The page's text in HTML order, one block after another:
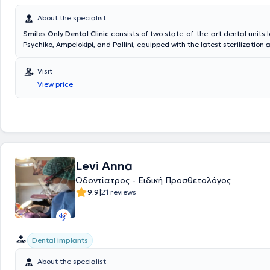
About the specialist
Smiles Only Dental Clinic consists of two state-of-the-art dental units
Psychiko, Ampelokipi, and Pallini, equipped with the latest sterilization
provide high-quality comprehensive dental care in a completely
with advanced equipment and at fully affordable prices. Personal
patients is important to us, in order to create a personalized treatment
their unique needs and desires, with complete pain absence. For this
Visit
View price
Levi Anna
Οδοντίατρος - Ειδική Προσθετολόγος
9.9|21 reviews
Dental implants
About the specialist